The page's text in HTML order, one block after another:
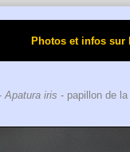
Photos et infos
Apatura iris - papillon de